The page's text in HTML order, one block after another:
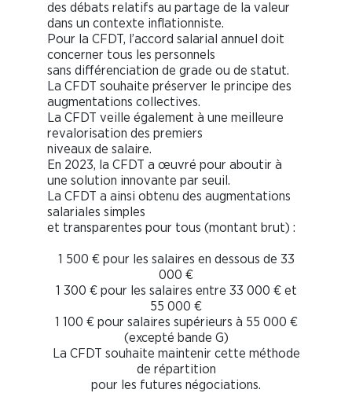
des débats relatifs au partage de la valeur
dans un contexte inflationniste.
Pour la CFDT, l’accord salarial annuel doit
concerner tous les personnels
sans différenciation de grade ou de statut.
La CFDT souhaite préserver le principe des
augmentations collectives.
La CFDT veille également à une meilleure
revalorisation des premiers
niveaux de salaire.
En 2023, la CFDT a œuvré pour aboutir à
une solution innovante par seuil.
La CFDT a ainsi obtenu des augmentations
salariales simples
et transparentes pour tous (montant brut) :
1 500 € pour les salaires en dessous de 33
000 €
1 300 € pour les salaires entre 33 000 € et
55 000 €
1 100 € pour salaires supérieurs à 55 000 €
(excepté bande G)
La CFDT souhaite maintenir cette méthode
de répartition
pour les futures négociations.